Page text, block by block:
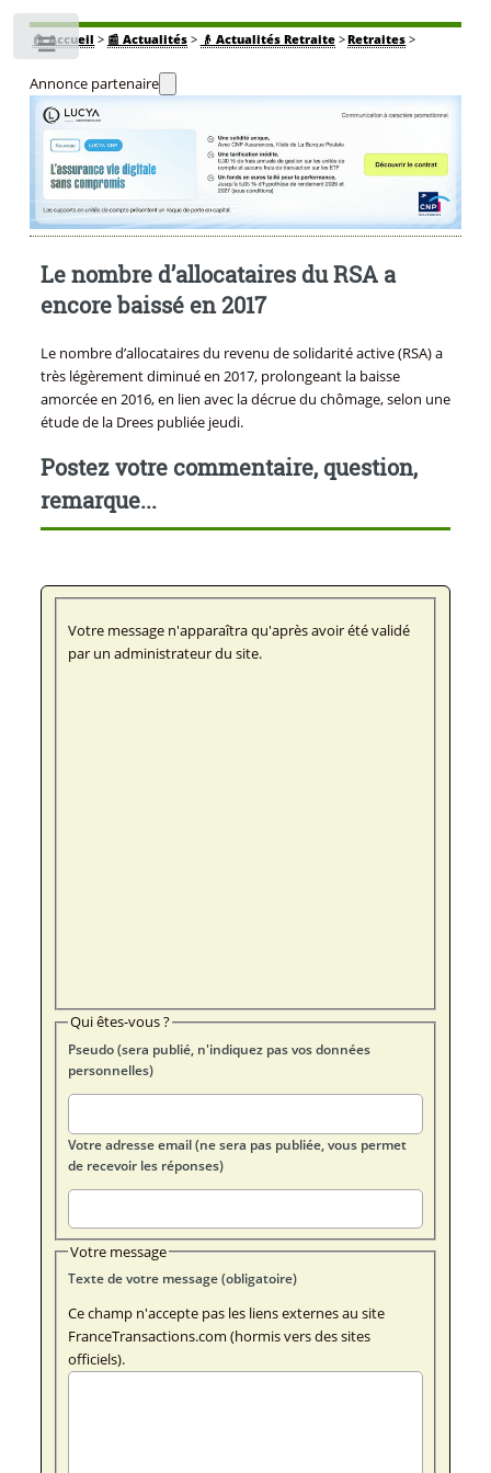
🏠Accueil > 📰 Actualités> 👴 Actualités Retraite>Retraites >
Annonce partenaire
Le nombre d’allocataires du RSA a
encore baissé en 2017
Le nombre d’allocataires du revenu de solidarité active (RSA) a
très légèrement diminué en 2017, prolongeant la baisse
amorcée en 2016, en lien avec la décrue du chômage, selon une
étude de la Drees publiée jeudi.
Postez votre commentaire, question,
remarque...
Votre message n'apparaîtra qu'après avoir été validé
par un administrateur du site.
Qui êtes-vous ?
Pseudo (sera publié, n'indiquez pas vos données
personnelles)
Votre adresse email (ne sera pas publiée, vous permet
de recevoir les réponses)
Votre message
Texte de votre message (obligatoire)
Ce champ n'accepte pas les liens externes au site
FranceTransactions.com (hormis vers des sites
officiels).
Toggle